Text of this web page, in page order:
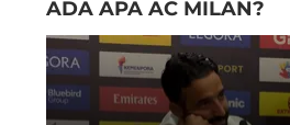
ADA APA AC MILAN?